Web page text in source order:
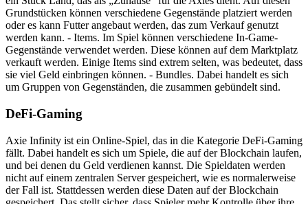
Grundstücken können verschiedene Gegenstände platziert werden
oder es kann Futter angebaut werden, das zum Verkauf genutzt
werden kann. - Items. Im Spiel können verschiedene In-Game-
Gegenstände verwendet werden. Diese können auf dem Marktplatz
verkauft werden. Einige Items sind extrem selten, was bedeutet, dass
sie viel Geld einbringen können. - Bundles. Dabei handelt es sich
um Gruppen von Gegenständen, die zusammen gebündelt sind.
DeFi-Gaming
Axie Infinity ist ein Online-Spiel, das in die Kategorie DeFi-Gaming
fällt. Dabei handelt es sich um Spiele, die auf der Blockchain laufen,
und bei denen du Geld verdienen kannst. Die Spieldaten werden
nicht auf einem zentralen Server gespeichert, wie es normalerweise
der Fall ist. Stattdessen werden diese Daten auf der Blockchain